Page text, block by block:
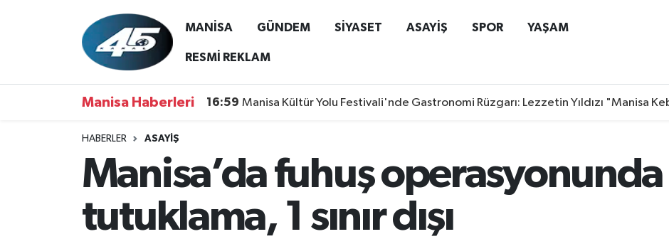
MANİSA GÜNDEM SİYASET ASAYİŞ SPOR YAŞAM
RESMİ REKLAM
Manisa Haberleri 16:59 Manisa Kültür Yolu Festivali'nde Gastronomi Rüzgarı: Lezzetin Yıldızı "Manisa
HABERLER ASAYİŞ
Manisa’da fuhuş operasyonunda
tutuklama, 1 sınır dışı
MANİSA
Hava Durumu
Tüm Manşetler